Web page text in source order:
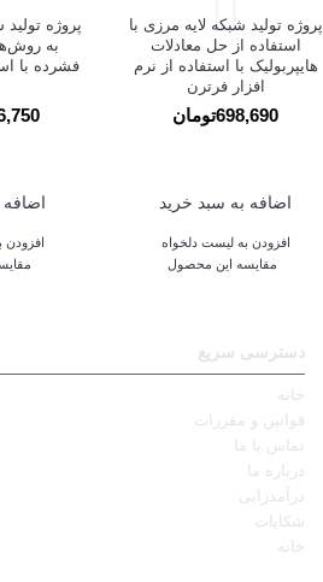
پروژه تولید شبکه لایه مرزی با
استفاده از حل معادلات
هایپربولیک با استفاده از نرم
افزار فرترن
698,690تومان
اضافه به سبد خرید
افزودن به لیست دلخواه
مقایسه این محصول
به
فشرده با
دسترسی سریع
خانه
قوانین و مقررات
تماس با ما
درباره ما
درآمدزایی
شکایات
خانه